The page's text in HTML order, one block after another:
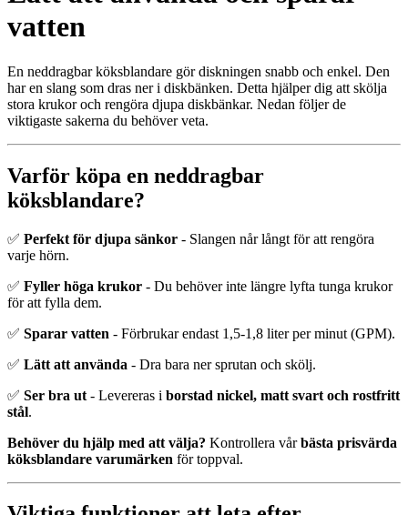
vatten
En neddragbar köksblandare gör diskningen snabb och enkel. Den
har en slang som dras ner i diskbänken. Detta hjälper dig att skölja
stora krukor och rengöra djupa diskbänkar. Nedan följer de
viktigaste sakerna du behöver veta.
Varför köpa en neddragbar
köksblandare?
✅ Perfekt för djupa sänkor - Slangen når långt för att rengöra
varje hörn.
✅ Fyller höga krukor - Du behöver inte längre lyfta tunga krukor
för att fylla dem.
✅ Sparar vatten - Förbrukar endast 1,5-1,8 liter per minut (GPM).
✅ Lätt att använda - Dra bara ner sprutan och skölj.
✅ Ser bra ut - Levereras i borstad nickel, matt svart och rostfritt
stål.
Behöver du hjälp med att välja? Kontrollera vårbästa prisvärda
köksblandare varumärken för toppval.